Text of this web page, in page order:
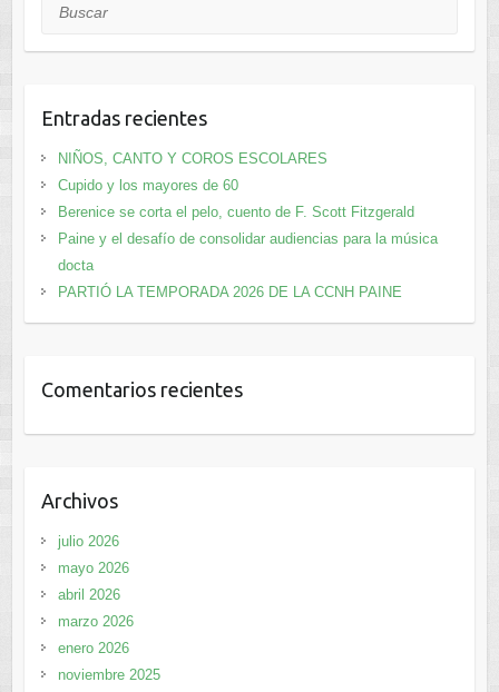
Entradas recientes
NIÑOS, CANTO Y COROS ESCOLARES
Cupido y los mayores de 60
Berenice se corta el pelo, cuento de F. Scott Fitzgerald
Paine y el desafío de consolidar audiencias para la música
docta
PARTIÓ LA TEMPORADA 2026 DE LA CCNH PAINE
Comentarios recientes
Archivos
julio 2026
mayo 2026
abril 2026
marzo 2026
enero 2026
noviembre 2025